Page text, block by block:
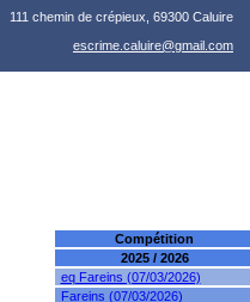
111 chemin de crépieux, 69300 Caluire
escrime.caluire@gmail.com
Compétition
2025 / 2026
eq Fareins (07/03/2026)
Fareins (07/03/2026)